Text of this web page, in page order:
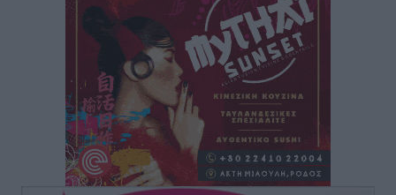
Άρης Αρχαγγέλου: Στο πλευρό του άτυχου Ιάκωβου
πριν 6 ώρες
Φοίβος: Η μεγάλη επιστροφή του Μπρένο Σαλβατιέρα
Αθλητικά• πριν 6 ώρες
Κλεάνθης: Έτοιμες οι κάρτες διαρκείας της νέας